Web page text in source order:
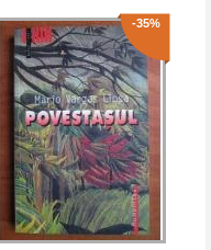
-35%